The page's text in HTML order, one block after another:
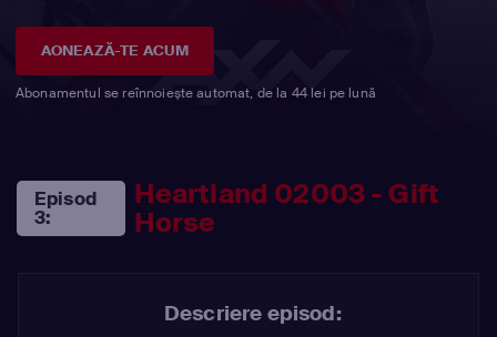
AONEAZĂ-TE ACUM
Abonamentul se reînnoiește automat, de la 44 lei pe lună
Episod
3:
Heartland 02003 - Gift
Horse
Descriere episod: